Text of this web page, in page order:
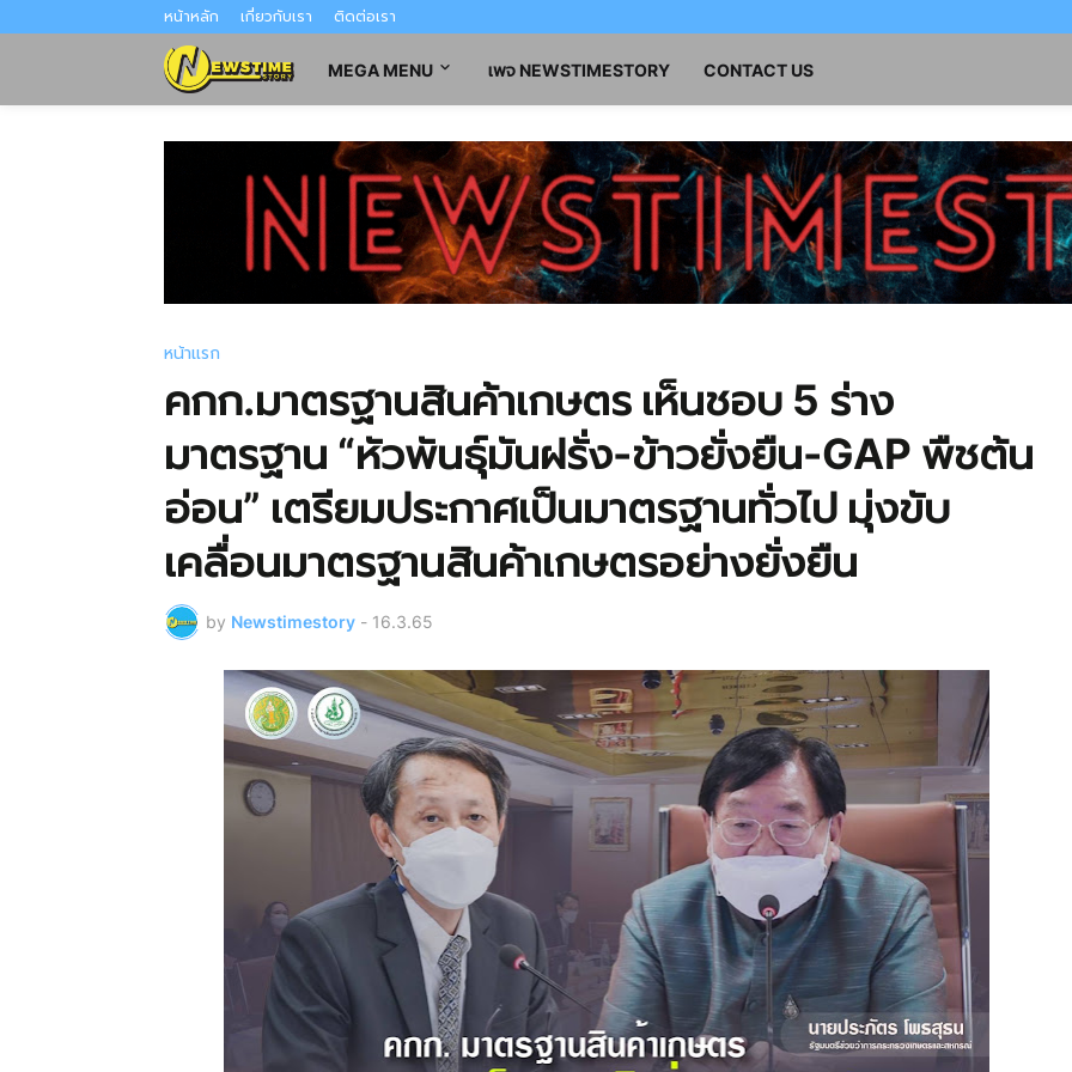
หน้าหลัก เกี่ยวกับเรา ติดต่อเรา
MEGA MENU เพจ NEWSTIMESTORY CONTACT US
หน้าแรก
คกก.มาตรฐานสินค้าเกษตร เห็นชอบ 5 ร่าง
มาตรฐาน “หัวพันธุ์มันฝรั่ง-ข้าวยั่งยืน-GAP พืชต้น
อ่อน” เตรียมประกาศเป็นมาตรฐานทั่วไป มุ่งขับ
เคลื่อนมาตรฐานสินค้าเกษตรอย่างยั่งยืน
by Newstimestory - 16.3.65